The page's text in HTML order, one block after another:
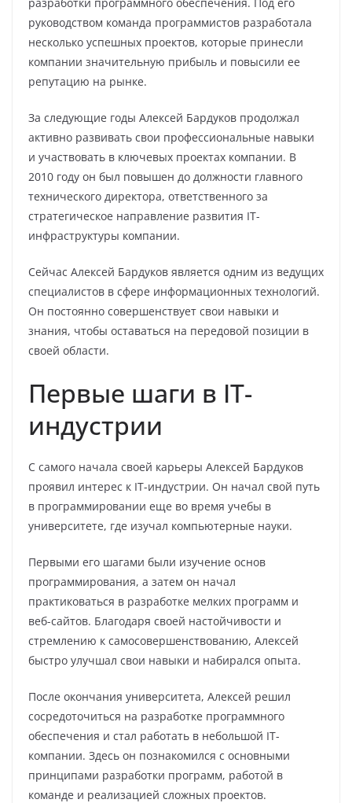
руководством команда программистов разработала
несколько успешных проектов, которые принесли
компании значительную прибыль и повысили ее
репутацию на рынке.
За следующие годы Алексей Бардуков продолжал
активно развивать свои профессиональные навыки
и участвовать в ключевых проектах компании. В
2010 году он был повышен до должности главного
технического директора, ответственного за
стратегическое направление развития IT-
инфраструктуры компании.
Сейчас Алексей Бардуков является одним из ведущих
специалистов в сфере информационных технологий.
Он постоянно совершенствует свои навыки и
знания, чтобы оставаться на передовой позиции в
своей области.
Первые шаги в IT-
индустрии
С самого начала своей карьеры Алексей Бардуков
проявил интерес к IT-индустрии. Он начал свой путь
в программировании еще во время учебы в
университете, где изучал компьютерные науки.
Первыми его шагами были изучение основ
программирования, а затем он начал
практиковаться в разработке мелких программ и
веб-сайтов. Благодаря своей настойчивости и
стремлению к самосовершенствованию, Алексей
быстро улучшал свои навыки и набирался опыта.
После окончания университета, Алексей решил
сосредоточиться на разработке программного
обеспечения и стал работать в небольшой IT-
компании. Здесь он познакомился с основными
принципами разработки программ, работой в
команде и реализацией сложных проектов.